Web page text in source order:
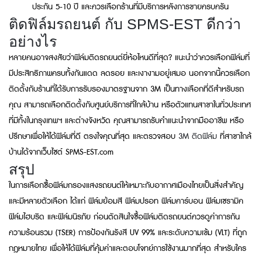
ประกัน 5-10 ปี และควรเลือกร้านที่มีบริการหลังการขายครบครัน
ติดฟิล์มรถยนต์ กับ SPMS-EST ดีกว่า
อย่างไร
หลายคนอาจสงสัยว่าฟิล์มติดรถยนต์ยี่ห้อไหนดีที่สุด? แนะนำว่าควรเลือกฟิล์มที่
มีประสิทธิภาพครบทั้งกันแดด ลดรอย และเงางามอยู่เสมอ นอกจากนี้ควรเลือก
ติดตั้งกับร้านที่ได้รับการรับรองมาตรฐานจาก 3M เป็นทางเลือกที่ดีสำหรับรถ
คุณ สามารถเลือกติดตั้งกับศูนย์บริการที่ใกล้บ้าน หรือตัวแทนสาขาในทั่วประเทศ
ที่มีทั้งในกรุงเทพฯ และต่างจังหวัด คุณสามารถรับคำแนะนำจากมืออาชีพ หรือ
ปรึกษาเพื่อให้ได้ฟิล์มที่ดี ตรงใจคุณที่สุด และตรวจสอบ 3M ติดฟิล์ม ที่สาขาใกล้
บ้านได้จากเว็บไซต์ SPMS-EST.com
สรุป
ในการเลือกซื้อฟิล์มกรองแสงรถยนต์ให้เหมาะกับอากาศเมืองไทยเป็นสิ่งสำคัญ
และมีหลายตัวเลือก ได้แก่ ฟิล์มย้อมสี ฟิล์มปรอท ฟิล์มคาร์บอน ฟิล์มเซรามิค
ฟิล์มไฮบริด และฟิล์มนิรภัย ก่อนตัดสินใจซื้อฟิล์มติดรถยนต์ควรดูค่าการกัน
ความร้อนรวม (TSER) การป้องกันรังสี UV 99% และระดับความเข้ม (VLT) ที่ถูก
กฎหมายไทย เพื่อให้ได้ฟิล์มที่คุ้มค่าและตอบโจทย์การใช้งานมากที่สุด สำหรับใคร